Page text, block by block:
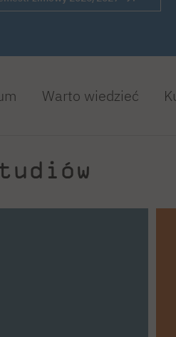
Warto wiedzieć